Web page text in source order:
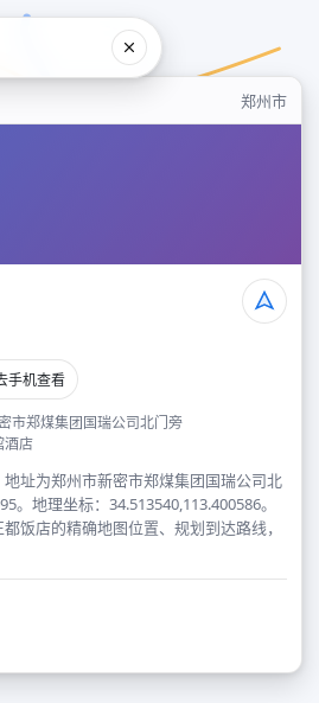
郑州市
手机查看
市郑煤集团国瑞公司北门旁
酒店
址为郑州市新密市郑煤集团国瑞公司北
。地理坐标：34.513540,113.400586。
饭店的精确地图位置、规划到达路线，